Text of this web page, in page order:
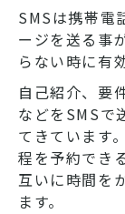
SMSは携帯電
ージを送る事
らない時に有
自己紹介、要
などをSMSで
てきています
程を予約でき
互いに時間を
ます。